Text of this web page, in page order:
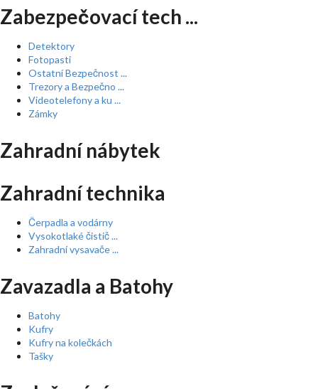
Zabezpečovací tech ...
Detektory
Fotopasti
Ostatní Bezpečnost ...
Trezory a Bezpečno ...
Videotelefony a ku ...
Zámky
Zahradní nábytek
Zahradní technika
Čerpadla a vodárny
Vysokotlaké čistič ...
Zahradní vysavače ...
Zavazadla a Batohy
Batohy
Kufry
Kufry na kolečkách
Tašky